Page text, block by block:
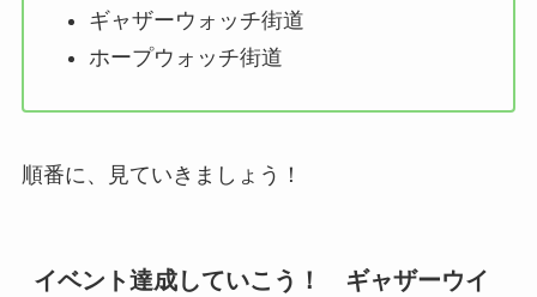
ギャザーウォッチ街道
ホープウォッチ街道
順番に、見ていきましょう！
イベント達成していこう！ ギャザーウイ